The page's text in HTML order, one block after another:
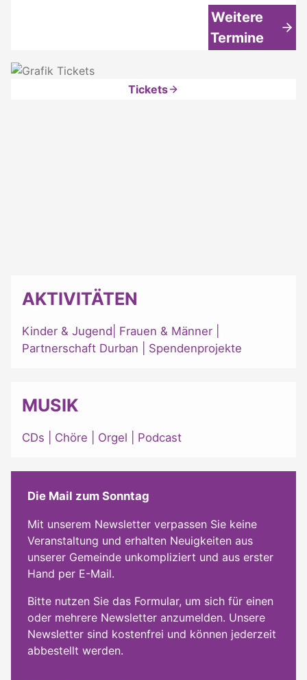
Weitere
Termine
Tickets
AKTIVITÄTEN
Kinder & Jugend Frauen & Männer
Partnerschaft Durban
Spendenprojekte
MUSIK
CDs Chöre Orgel Podcast
Die Mail zum Sonntag
Mit unserem Newsletter verpassen Sie keine
Veranstaltung und erhalten Neuigkeiten aus
unserer Gemeinde unkompliziert und aus erster
Hand per E-Mail.
Bitte nutzen Sie das Formular, um sich für einen
oder mehrere Newsletter anzumelden. Unsere
Newsletter sind kostenfrei und können jederzeit
abbestellt werden.